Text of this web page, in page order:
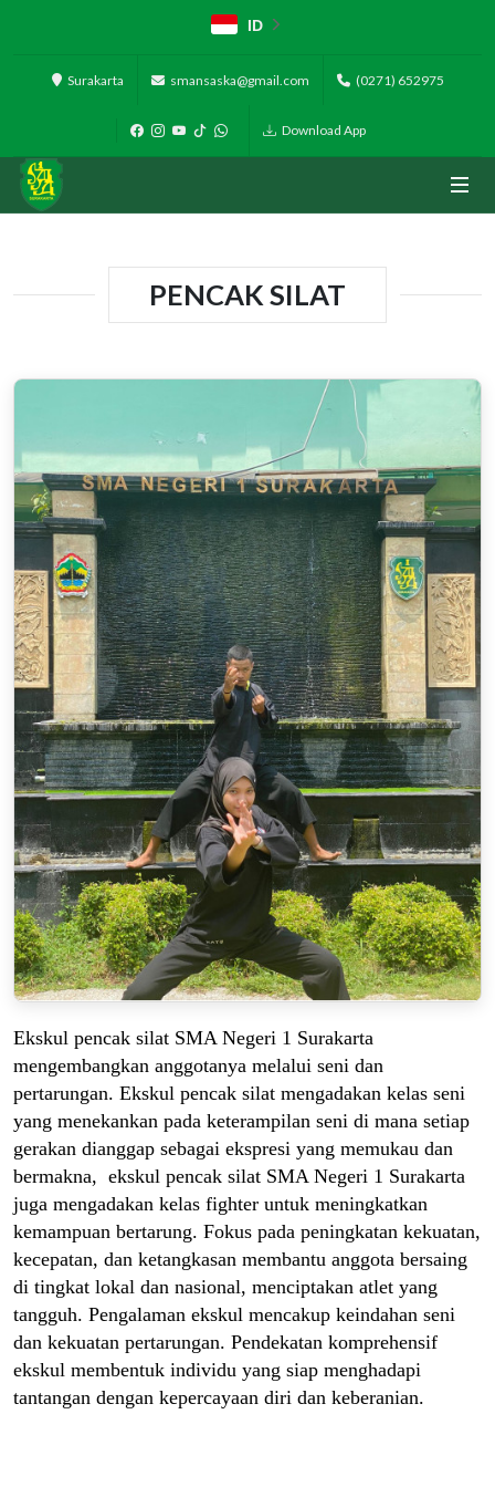
ID
Surakarta smansaska@gmail.com (0271) 652975
Download App
PENCAK SILAT
Ekskul pencak silat SMA Negeri 1 Surakarta
mengembangkan anggotanya melalui seni dan
pertarungan. Ekskul pencak silat mengadakan kelas seni
yang menekankan pada keterampilan seni di mana setiap
gerakan dianggap sebagai ekspresi yang memukau dan
bermakna, ekskul pencak silat SMA Negeri 1 Surakarta
juga mengadakan kelas fighter untuk meningkatkan
kemampuan bertarung. Fokus pada peningkatan kekuatan,
kecepatan, dan ketangkasan membantu anggota bersaing
di tingkat lokal dan nasional, menciptakan atlet yang
tangguh. Pengalaman ekskul mencakup keindahan seni
dan kekuatan pertarungan. Pendekatan komprehensif
ekskul membentuk individu yang siap menghadapi
tantangan dengan kepercayaan diri dan keberanian.